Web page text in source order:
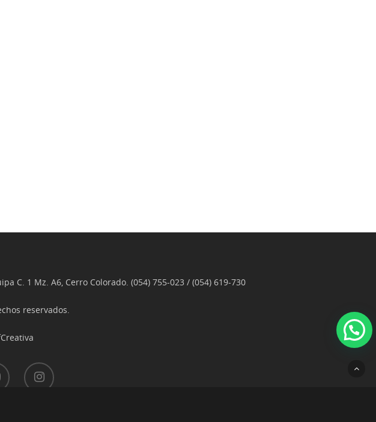
C. 1 Mz. A6, Cerro Colorado. (054) 755-023 / (054) 619-730
reservados.